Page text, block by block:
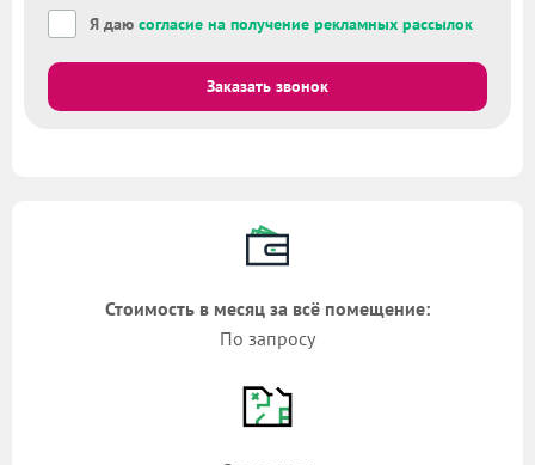
Я даю согласие на получение рекламных рассылок
Заказать звонок
Стоимость в месяц за всё помещение:
По запросу